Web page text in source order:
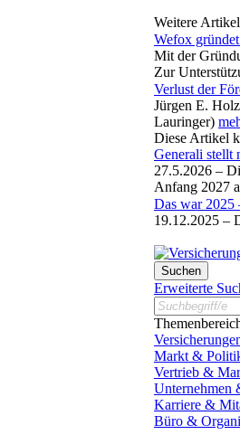
Weitere
Wefox
Mit der
Zur
Verlust der
Jürgen E.
Lauringer)
Diese Artikel
Generali stellt
27.5.2026 –
Anfang 2027
Das war 2025
19.12.2025 –
Erweiterte
Markt &
Vertrieb &
Unternehmen
Karriere &
Büro &